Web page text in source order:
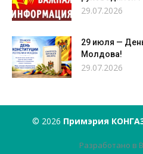
29.07.2026
29 июля —
Молдова!
29.07.2026
© 2026 Примэрия
Разработано в